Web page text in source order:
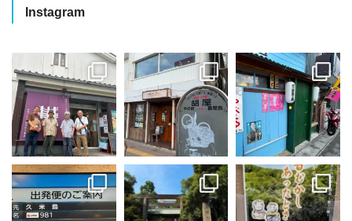
Instagram